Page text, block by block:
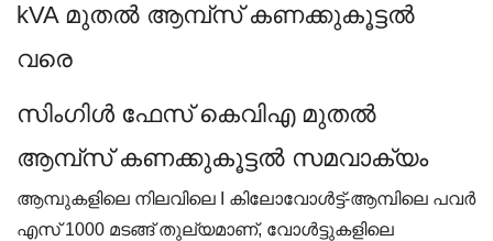
kVA മുതൽ ആമ്പ്സ് കണക്കുകൂട്ടൽ
വരെ
സിംഗിൾ ഫേസ് കെ‌വി‌എ മുതൽ
ആമ്പ്‌സ് കണക്കുകൂട്ടൽ സമവാക്യം
ആമ്പുകളിലെ നിലവിലെ I കിലോവോൾട്ട്-ആമ്പിലെ പവർ
എസ് 1000 മടങ്ങ് തുല്യമാണ്, വോൾട്ടുകളിലെ